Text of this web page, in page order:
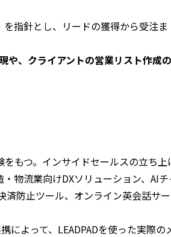
を指針とし、リードの獲得から受注ま
や、クライアントの営業リスト作成の
もつ。インサイドセールスの立ち上
物流業向けDXソリューション、AIチ
済防止ツール、オンライン英会話サー
よって、LEADPADを使った実際の